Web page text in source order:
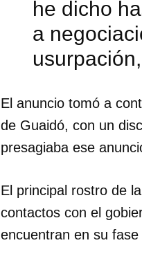
he dicho
a
El anuncio tomó a
de Guaidó, con un
presagiaba ese
El principal rostro de
contactos con el
encuentran en su fase